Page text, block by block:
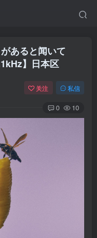
あると闻いて
】日本区
关注 私信
0 10